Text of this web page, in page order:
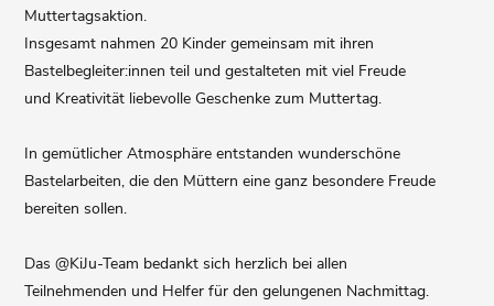
Muttertagsaktion.
Insgesamt nahmen 20 Kinder gemeinsam mit ihren
Bastelbegleiter:innen teil und gestalteten mit viel Freude
und Kreativität liebevolle Geschenke zum Muttertag.
In gemütlicher Atmosphäre entstanden wunderschöne
Bastelarbeiten, die den Müttern eine ganz besondere Freude
bereiten sollen.
Das @KiJu-Team bedankt sich herzlich bei allen
Teilnehmenden und Helfer für den gelungenen Nachmittag.